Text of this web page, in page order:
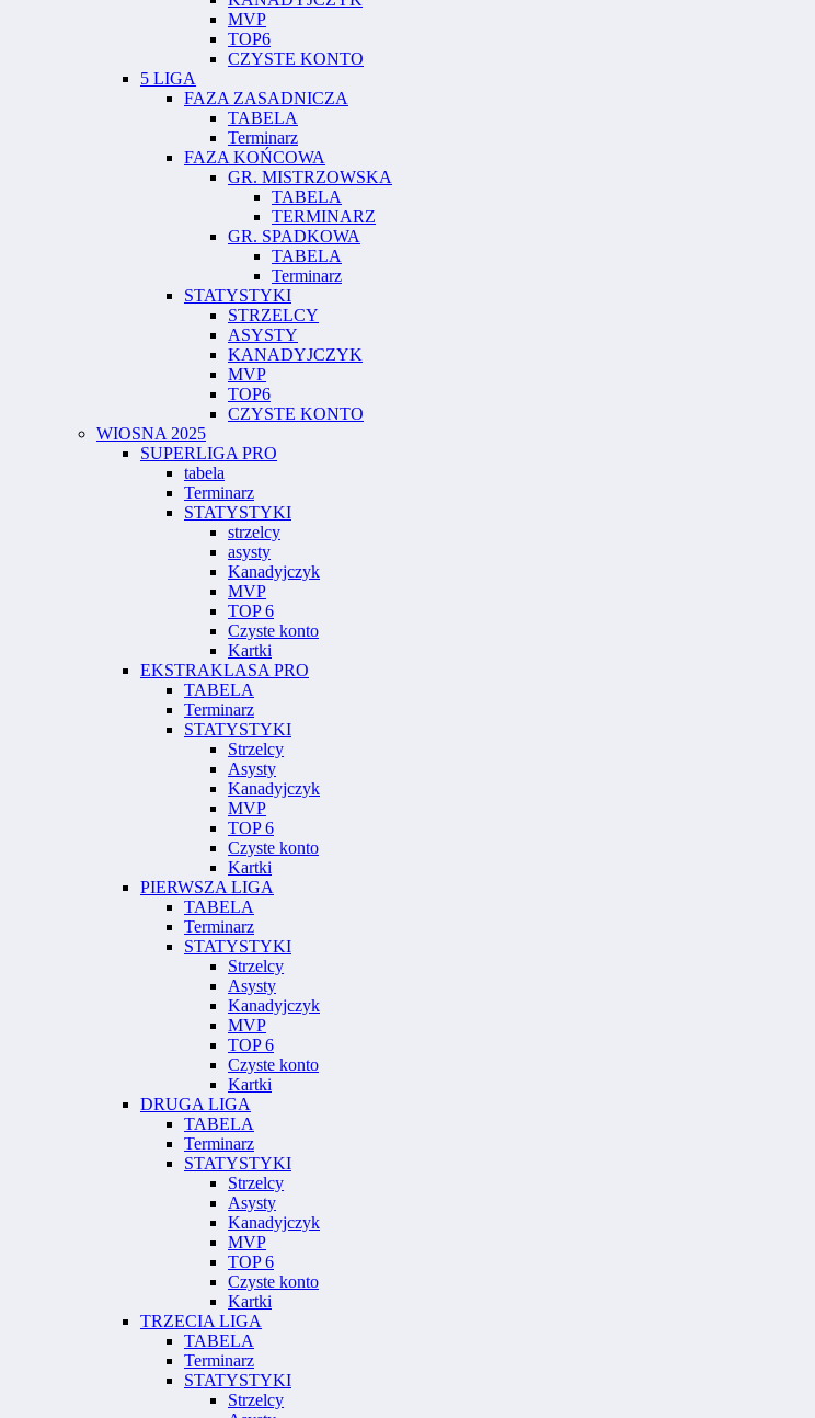
MVP
TOP6
CZYSTE KONTO
5 LIGA
FAZA ZASADNICZA
TABELA
Terminarz
FAZA KOŃCOWA
GR. MISTRZOWSKA
TABELA
TERMINARZ
GR. SPADKOWA
TABELA
Terminarz
STATYSTYKI
STRZELCY
ASYSTY
KANADYJCZYK
MVP
TOP6
CZYSTE KONTO
WIOSNA 2025
SUPERLIGA PRO
tabela
Terminarz
STATYSTYKI
strzelcy
asysty
Kanadyjczyk
MVP
TOP 6
Czyste konto
Kartki
EKSTRAKLASA PRO
TABELA
Terminarz
STATYSTYKI
Strzelcy
Asysty
Kanadyjczyk
MVP
TOP 6
Czyste konto
Kartki
PIERWSZA LIGA
TABELA
Terminarz
STATYSTYKI
Strzelcy
Asysty
Kanadyjczyk
MVP
TOP 6
Czyste konto
Kartki
DRUGA LIGA
TABELA
Terminarz
STATYSTYKI
Strzelcy
Asysty
Kanadyjczyk
MVP
TOP 6
Czyste konto
Kartki
TRZECIA LIGA
TABELA
Terminarz
STATYSTYKI
Strzelcy